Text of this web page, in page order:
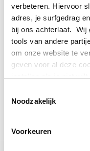
verbeteren. Hiervoor
adres, je surfgedrag
bij ons achterlaat. Wij
tools van andere
om onze website te
geven voor al deze
partijen waarmee wij
Noodzakelijk
Voorkeuren
Bestel met uw
Calculeren met
Volg uw order via
Product
Downloads